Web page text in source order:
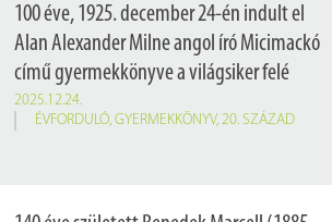
100 éve, 1925. december 24-én indult el
Alan Alexander Milne angol író Micimackó
című gyermekkönyve a világsiker felé
2025.12.24.
ÉVFORDULÓ, GYERMEKKÖNYV, 20. SZÁZAD